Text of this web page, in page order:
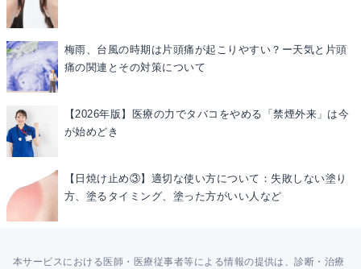
梅雨、台風の時期は片頭痛が起こりやすい？ー天気と片頭
痛の関連とその対策について
【2026年版】医療の力でタバコをやめる「禁煙外来」は今
が始めどき
【日焼け止め③】適切な使い方について：失敗しない塗り
方、塗るタイミング、塗った方がいい人など
本サービスにおける医師・医療従事者等による情報の提供は、診断・治療